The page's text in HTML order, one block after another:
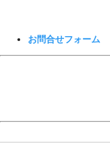
お問合せフォーム